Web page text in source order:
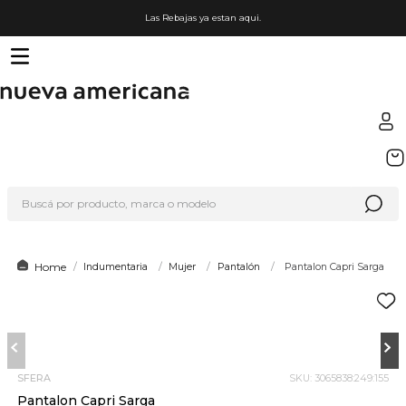
Las Rebajas ya estan aqui.
Indumentaria Mujer Pantalón Pantalon Capri Sarga
SFERA SKU: 3065838:249:155
Pantalon Capri Sarga
2.
nike
4.
lego
6.
8.
hydrate